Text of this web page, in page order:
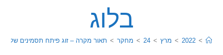
בלוג
2022
> מרץ >
24
> מחקר > תאור מקרה – זוג פיתח תסמינים של מחלת